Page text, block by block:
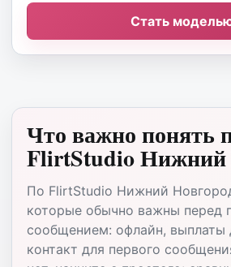
Стать
Что важно понять
FlirtStudio Нижний
По FlirtStudio Нижний
которые обычно важны перед
сообщением: офлайн, выплаты
контакт для первого